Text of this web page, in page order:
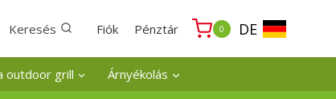
Keresés Fiók Pénztár 0 DE
outdoor grill Árnyékolás